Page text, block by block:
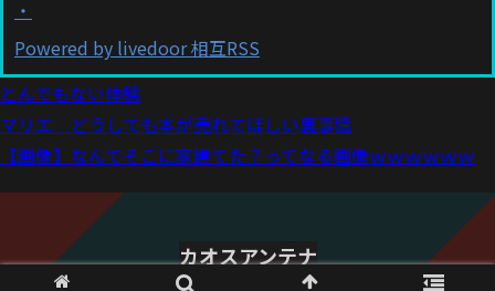
Powered by livedoor 相互RSS
とんでもない体験
マリエ どうしても本が売れてほしい裏事情
【画像】なんでそこに家建てた？ってなる画像ｗｗｗｗｗｗ
カオスアンテナ